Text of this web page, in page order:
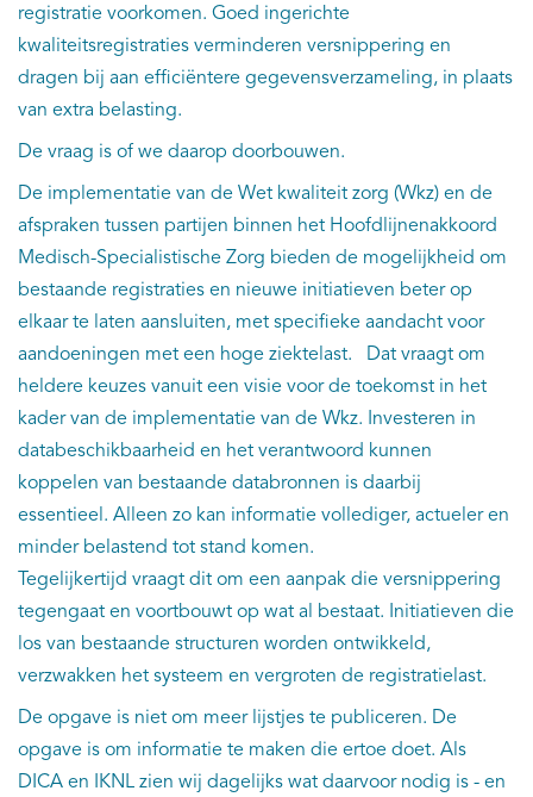
registratie voorkomen. Goed ingerichte
kwaliteitsregistraties verminderen versnippering en
dragen bij aan efficiëntere gegevensverzameling, in plaats
van extra belasting.
De vraag is of we daarop doorbouwen.
De implementatie van de Wet kwaliteit zorg (Wkz) en de
afspraken tussen partijen binnen het Hoofdlijnenakkoord
Medisch-Specialistische Zorg bieden de mogelijkheid om
bestaande registraties en nieuwe initiatieven beter op
elkaar te laten aansluiten, met specifieke aandacht voor
aandoeningen met een hoge ziektelast. Dat vraagt om
heldere keuzes vanuit een visie voor de toekomst in het
kader van de implementatie van de Wkz. Investeren in
databeschikbaarheid en het verantwoord kunnen
koppelen van bestaande databronnen is daarbij
essentieel. Alleen zo kan informatie vollediger, actueler en
minder belastend tot stand komen.
Tegelijkertijd vraagt dit om een aanpak die versnippering
tegengaat en voortbouwt op wat al bestaat. Initiatieven die
los van bestaande structuren worden ontwikkeld,
verzwakken het systeem en vergroten de registratielast.
De opgave is niet om meer lijstjes te publiceren. De
opgave is om informatie te maken die ertoe doet. Als
DICA en IKNL zien wij dagelijks wat daarvoor nodig is - en